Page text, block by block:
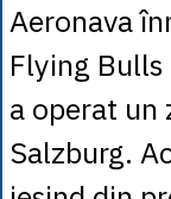
Aeronava
Flying
a operat un
Salzburg.